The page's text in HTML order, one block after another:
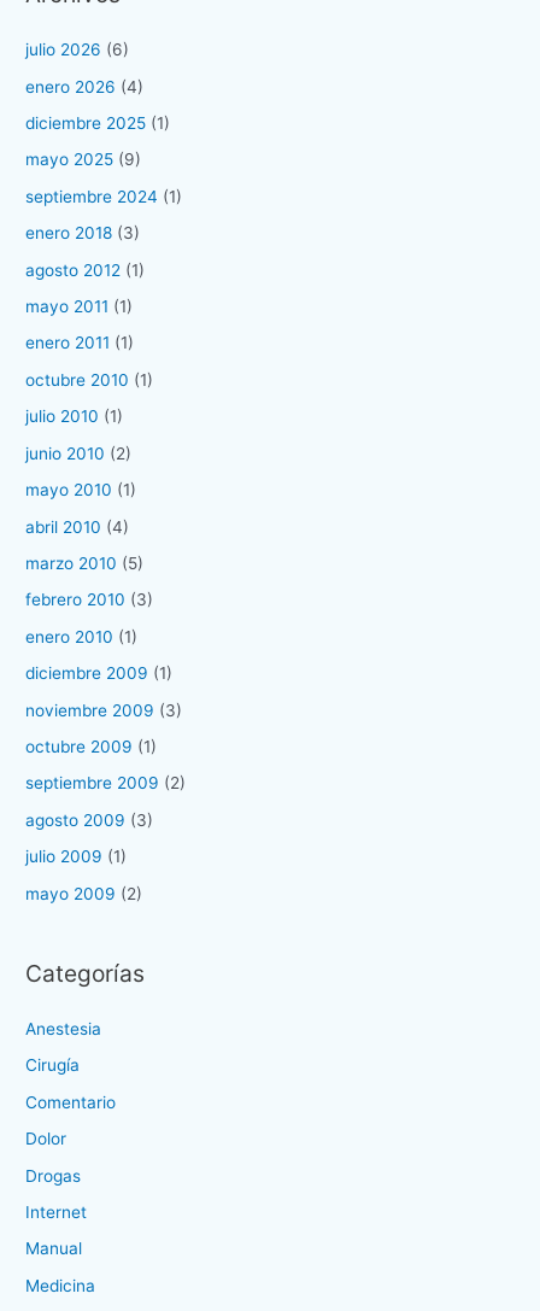
julio 2026 (6)
enero 2026 (4)
diciembre 2025 (1)
mayo 2025 (9)
septiembre 2024 (1)
enero 2018 (3)
agosto 2012 (1)
mayo 2011 (1)
enero 2011 (1)
octubre 2010 (1)
julio 2010 (1)
junio 2010 (2)
mayo 2010 (1)
abril 2010 (4)
marzo 2010 (5)
febrero 2010 (3)
enero 2010 (1)
diciembre 2009 (1)
noviembre 2009 (3)
octubre 2009 (1)
septiembre 2009 (2)
agosto 2009 (3)
julio 2009 (1)
mayo 2009 (2)
Categorías
Anestesia
Cirugía
Comentario
Dolor
Drogas
Internet
Manual
Medicina